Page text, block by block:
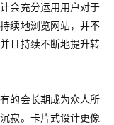
会充分运用用户对于
续地浏览网站，并不
且持续不断地提升转
的会长期成为众人所
寂。卡片式设计更像